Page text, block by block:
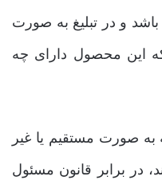
باشد و در تبلیغ به صورت
این محصول دارای چه
به صورت مستقیم یا غیر
در برابر قانون مسئول